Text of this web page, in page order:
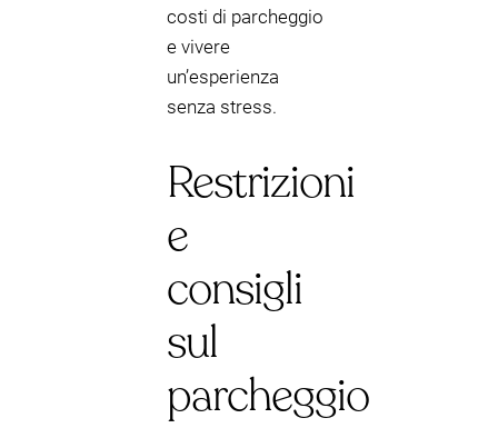
costi di parcheggio
e vivere
un’esperienza
senza stress.
Restrizioni
e
consigli
sul
parcheggio